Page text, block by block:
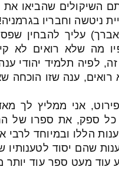
השיקולים שהביאו
ניטשה וחבריו
עליך להבחין
מה שלא רואים לא
לפיה תלמיד יהודי
ענה שזו הוכחה
אני ממליץ לך
כל ספק, את ספרו של
ה-19 לכל הטענות הללו
שהם יסוד לטענותיו
עוד מעט ספר עוד